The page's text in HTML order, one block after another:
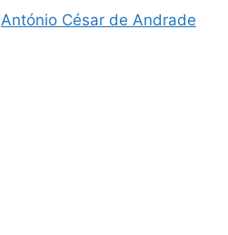
António César de Andrade